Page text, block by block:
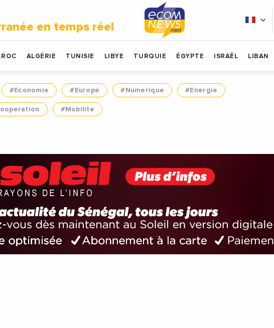
en temps réel
ALGÉRIE TUNISIE LIBYE TURQUIE ÉGYPTE ISRAËL LIBAN
#Economie #Europe #Numerique #Energie
#Mobilite